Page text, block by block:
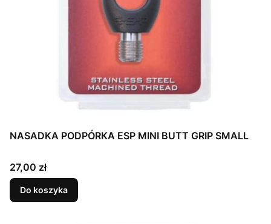
NASADKA PODPÓRKA ESP MINI BUTT GRIP SMALL
Cena
27,00 zł
Do koszyka